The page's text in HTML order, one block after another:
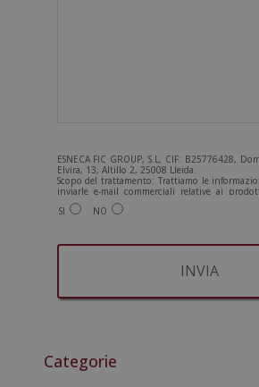
ESNECA FIC GROUP, S.L, CIF: B25776428,
Elvira, 13, Altillo 2, 25008 Lleida.
Scopo del trattamento: Trattiamo le
inviarle e-mail commerciali relative ai
prodotti che potrebbero interessarla.
trattamento: Consenso dell'interessato.
Per ulteriori informazioni, consulti la nostra
SI NO
e
Categorie